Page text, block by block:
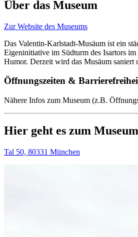
Über das Museum
Zur Website des Museums
Das Valentin-Karlstadt-Musäum ist ein
Eigeninitiative im Südturm des Isartors
Humor. Derzeit wird das Musäum
Öffnungszeiten &
Nähere Infos zum Museum (z.B.
Hier geht es zum Museum
Tal 50, 80331 München